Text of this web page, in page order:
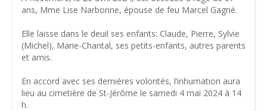
ans, Mme Lise Narbonne, épouse de feu Marcel Gagné.
Elle laisse dans le deuil ses enfants: Claude, Pierre, Sylvie
(Michel), Marie-Chantal, ses petits-enfants, autres parents
et amis.
En accord avec ses dernières volontés, l’inhumation aura
lieu au cimetière de St-Jérôme le samedi 4 mai 2024 à 14
h.